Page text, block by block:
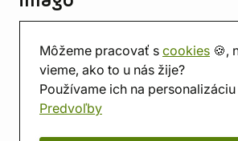
Môžeme pracovať s cookies 🍪,
vieme, ako to u nás žije?
Používame ich na
Predvoľby
Predajňa
Herňa
O nás
Hodnotenie obchodu